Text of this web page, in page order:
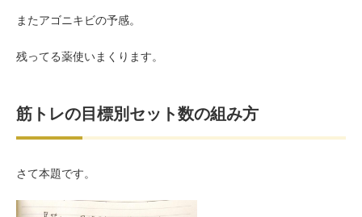
またアゴニキビの予感。
残ってる薬使いまくります。
筋トレの目標別セット数の組み方
さて本題です。